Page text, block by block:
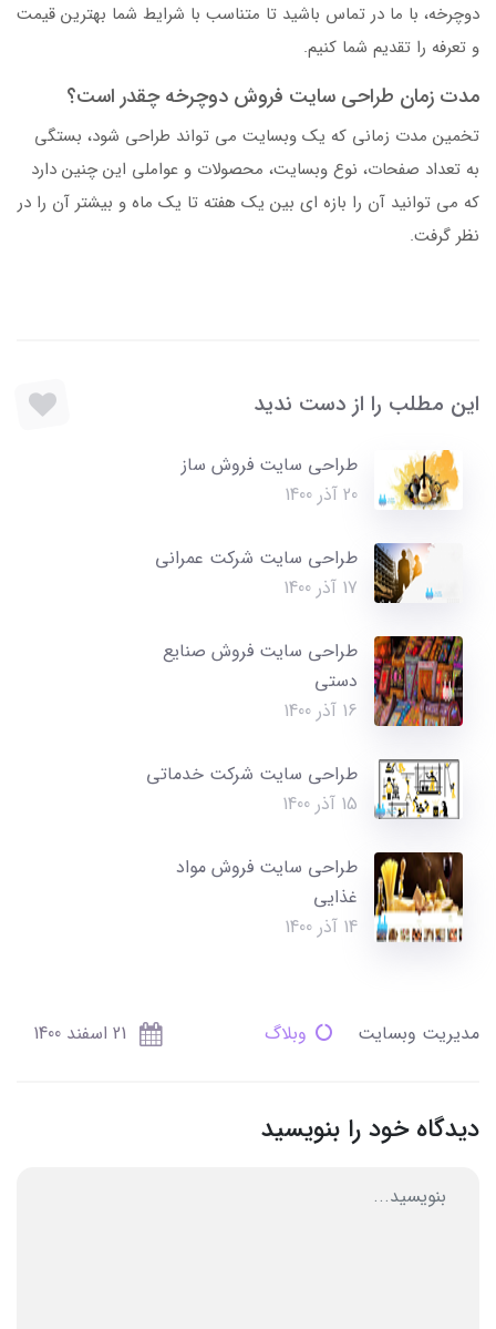
دوچرخه، با ما در تماس باشید تا متناسب با شرایط شما بهترین قیمت
و تعرفه را تقدیم شما کنیم.
مدت زمان طراحی سایت فروش دوچرخه چقدر است؟
تخمین مدت زمانی که یک وبسایت می تواند طراحی شود، بستگی
به تعداد صفحات، نوع وبسایت، محصولات و عواملی این چنین دارد
که می توانید آن را بازه ای بین یک هفته تا یک ماه و بیشتر آن را در
نظر گرفت.
این مطلب را از دست ندید
طراحی سایت فروش ساز
20 آذر 1400
طراحی سایت شرکت عمرانی
17 آذر 1400
طراحی سایت فروش صنایع
دستی
16 آذر 1400
طراحی سایت شرکت خدماتی
15 آذر 1400
طراحی سایت فروش مواد
غذایی
14 آذر 1400
مدیریت وبسایت وبلاگ 21 اسفند 1400
دیدگاه خود را بنویسید